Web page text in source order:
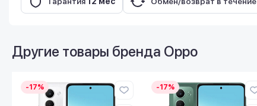
Другие товары бренда Oppo
-17% -17%